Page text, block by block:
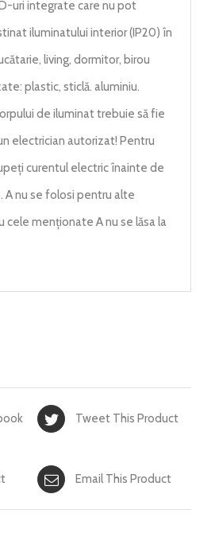
uri integrate care nu pot
iluminatului interior (IP20) în
living, dormitor, birou
plastic, sticlă. aluminiu.
de iluminat trebuie să fie
electrician autorizat! Pentru
curentul electric înainte de
A nu se folosi pentru alte
cele menționate A nu se lăsa la
Tweet This Product
Email This Product